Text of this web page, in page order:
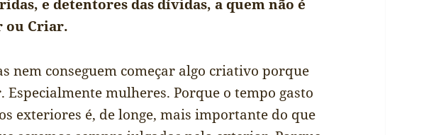
e detentores das dívidas, a quem não é
ou Criar.
nem conseguem começar algo criativo porque
Especialmente mulheres. Porque o tempo gasto
exteriores é, de longe, mais importante do que